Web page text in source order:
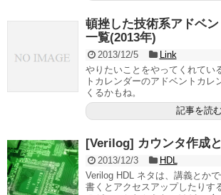
頓挫した技術系アドベ
一覧(2013年)
2013/12/5
Link
やりたいことをやってくれてい
トカレンダーのアドベントカレ
くるかもね。
記事を読む
[Verilog] カウンタ作成
2013/12/3
HDL
Verilog HDL ネタは、講義とか
書くとアクセスアップしたりす